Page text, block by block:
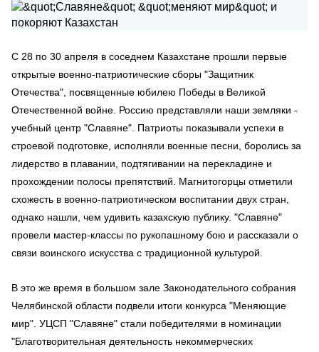
С 28 по 30 апреля в соседнем Казахстане прошли первые
открытые военно-патриотические сборы "Защитник
Отечества", посвященные юбилею Победы в Великой
Отечественной войне. Россию представляли наши земляки -
учебный центр "Славяне". Патриоты показывали успехи в
строевой подготовке, исполняли военные песни, боролись за
лидерство в плавании, подтягивании на перекладине и
прохождении полосы препятствий. Магнитогорцы отметили
схожесть в военно-патриотическом воспитании двух стран,
однако нашли, чем удивить казахскую публику. "Славяне"
провели мастер-классы по рукопашному бою и рассказали о
связи воинского искусства с традиционной культурой.
В это же время в большом зале Законодательного собрания
Челябинской области подвели итоги конкурса "Меняющие
мир". УЦСП "Славяне" стали победителями в номинации
"Благотворительная деятельность некоммерческих